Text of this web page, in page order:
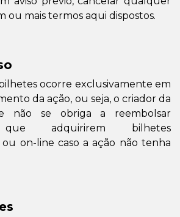
ou mais termos aqui dispostos.
ocorre exclusivamente em
da ação, ou seja, o criador da
não se obriga a reembolsar
que adquirirem bilhetes
on-line caso a ação não tenha